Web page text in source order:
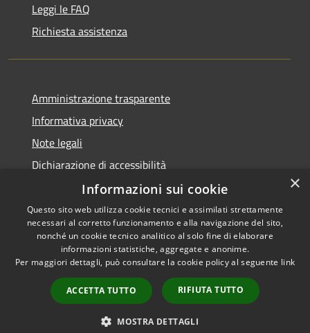
Leggi le FAQ
Richiesta assistenza
Amministrazione trasparente
Informativa privacy
Note legali
Dichiarazione di accessibilità
Accessibilità
Privacy
Mappa del sito
Copyright © 2026 • Comune di
Barberino di Mugello •
Powered byMunicipium •
Accesso redazione
×
Informazioni sui cookie
Questo sito web utilizza cookie tecnici e assimilati strettamente
necessari al corretto funzionamento e alla navigazione del sito,
nonché un cookie tecnico analitico al solo fine di elaborare
informazioni statistiche, aggregate e anonime.
Per maggiori dettagli, può consultare la cookie policy al seguente link
ACCETTA TUTTO RIFIUTA TUTTO
MOSTRA DETTAGLI